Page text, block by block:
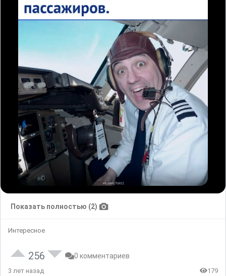
Показать полностью (2)
Интересное
256 0 комментариев
3 лет назад 179